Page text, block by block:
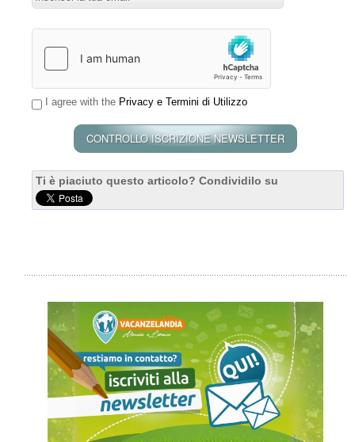
I agree with the Privacy e Termini di Utilizzo
Ti è piaciuto questo articolo? Condividilo su